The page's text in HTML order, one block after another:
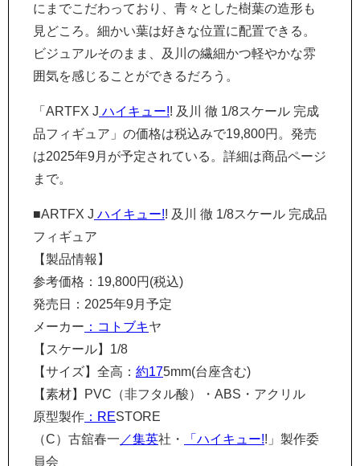
にまでこだわっており、青々とした樹葉の造形も
見どころ。細かい葉は好きな位置に配置できる。
ビジュアルそのまま、及川の繊細かつ軽やかな雰
囲気を感じることができるだろう。
「ARTFX J ハイキュー!! 及川 徹 1/8スケール 完成
品フィギュア」の価格は税込みで19,800円。発売
は2025年9月が予定されている。詳細は商品ページ
まで。
■ARTFX J ハイキュー!! 及川 徹 1/8スケール 完成品
フィギュア
【製品情報】
参考価格：19,800円(税込)
発売日：2025年9月予定
メーカー ：コトブキヤ
【スケール】1/8
【サイズ】全高： 約175mm(台座含む)
【素材】PVC（非フタル酸）・ABS・アクリル
原型製作 ：RESTORE
（C）古舘春一 ／集英社・ 「ハイキュー!!」製作委
員会